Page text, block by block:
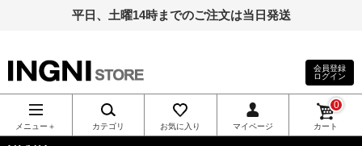
平日、土曜14時までのご注文は当日発送
INGNI（イン
グ）公式通
会員登録
ログイン
メニュー＋ カテゴリ お気に入り マイページ カート
0